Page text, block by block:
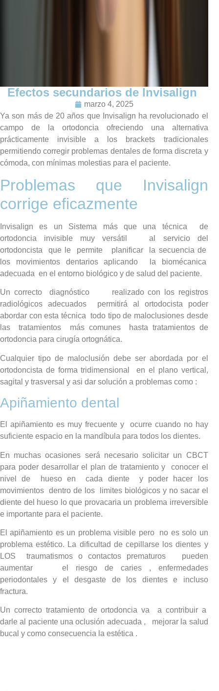
Efectos secundarios de Invisalign
marzo 4, 2025
Ya son más de 20 años que Invisalign ha revolucionado el
campo de la ortodoncia ofreciendo una alternativa
prácticamente invisible a los brackets tradicionales
permitiendo corregir problemas dentales de forma discreta y
cómoda, con mínimas molestias para el paciente.
Problemas que Invisalign
corrige eficazmente
Invisalign es un Sistema más que una técnica de
ortodoncia invisible muy versátil al servicio del
ortodoncista que le permite planificar la secuencia de
los movimientos dentarios aplicando la biomécanica
adecuada en el entorno biológico y de salud del paciente.
Un correcto diagnóstico realizado con los registros
radiológicos adecuados permitirá al ortodocista poder
abordar con esta técnica todo tipo de maloclusiones desde
las tratamientos más comunes hasta tratamientos de
ortodoncia para cirugía ortognática.
Cualquier tipo de maloclusión debe ser abordada por el
ortodoncista de forma tridimensional en el plano vertical,
sagital y trasversal y asi dar solución a problemas como :
Apiñamiento dental
El apiñamiento es muy frecuente y ocurre cuando no hay
suficiente espacio en la mandíbula para todos los dientes.
En muchas ocasiones será necesario solicitar un CBCT
para poder desarrollar el plan de tratamiento y conocer el
nivel de hueso en cada diente y poder hacer los
movimientos dentro de los limites biológicos y no sacar el
diente del hueso lo que provacaria un problema irreversible
e importante para el paciente.
El apiñamiento es un problema visible pero no es solo un
problema estético. La dificultad de cepillarse los dientes y
LOS traumatismos o contactos prematuros pueden
aumentar el riesgo de caries , enfermedades
periodontales y el desgaste de los dientes e incluso
fractura.
Un correcto tratamiento de ortodoncia va a contribuir a
darle al paciente una oclusión adecuada , mejorar la salud
bucal y como consecuencia la estética .